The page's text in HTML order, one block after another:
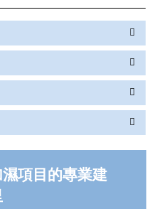
項目的專業建